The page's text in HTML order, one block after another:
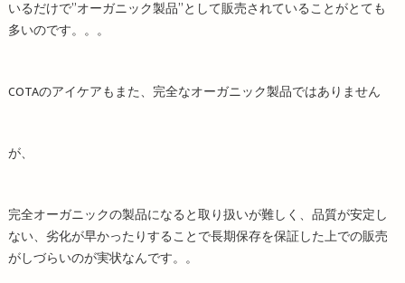
いるだけで”オーガニック製品”として販売されていることがとても
多いのです。。。
COTAのアイケアもまた、完全なオーガニック製品ではありません
が、
完全オーガニックの製品になると取り扱いが難しく、品質が安定し
ない、劣化が早かったりすることで長期保存を保証した上での販売
がしづらいのが実状なんです。。